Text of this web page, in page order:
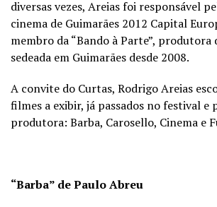
diversas vezes, Areias foi responsável
cinema de Guimarães 2012 Capital
membro da “Bando à Parte”, produtora
sedeada em Guimarães desde 2008.
A convite do Curtas, Rodrigo Areias
filmes a exibir, já passados no festival e
produtora: Barba, Carosello, Cinema e
“Barba” de Paulo Abreu